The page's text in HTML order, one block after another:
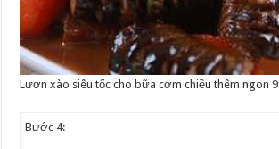
Lươn xào siêu tốc cho bữa cơm chiều thêm ngon 9
Bước 4: